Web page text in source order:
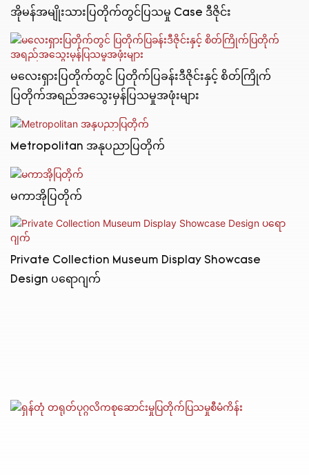
အိုမန်အမျိုးသားပြတိုက်တွင်ပြသမှု Case ဒီဇိုင်း
မလေးရှားပြတိုက်တွင် ပြတိုက်ပြခန်းဒီဇိုင်းနှင့် စိတ်ကြိုက်
ပြတိုက်အရည်အသွေးမှန်ပြသမှုအဖုံးများ
Metropolitan အနုပညာပြတိုက်
မကာအိုပြတိုက်
Private Collection Museum Display Showcase
Design ပရောဂျက်